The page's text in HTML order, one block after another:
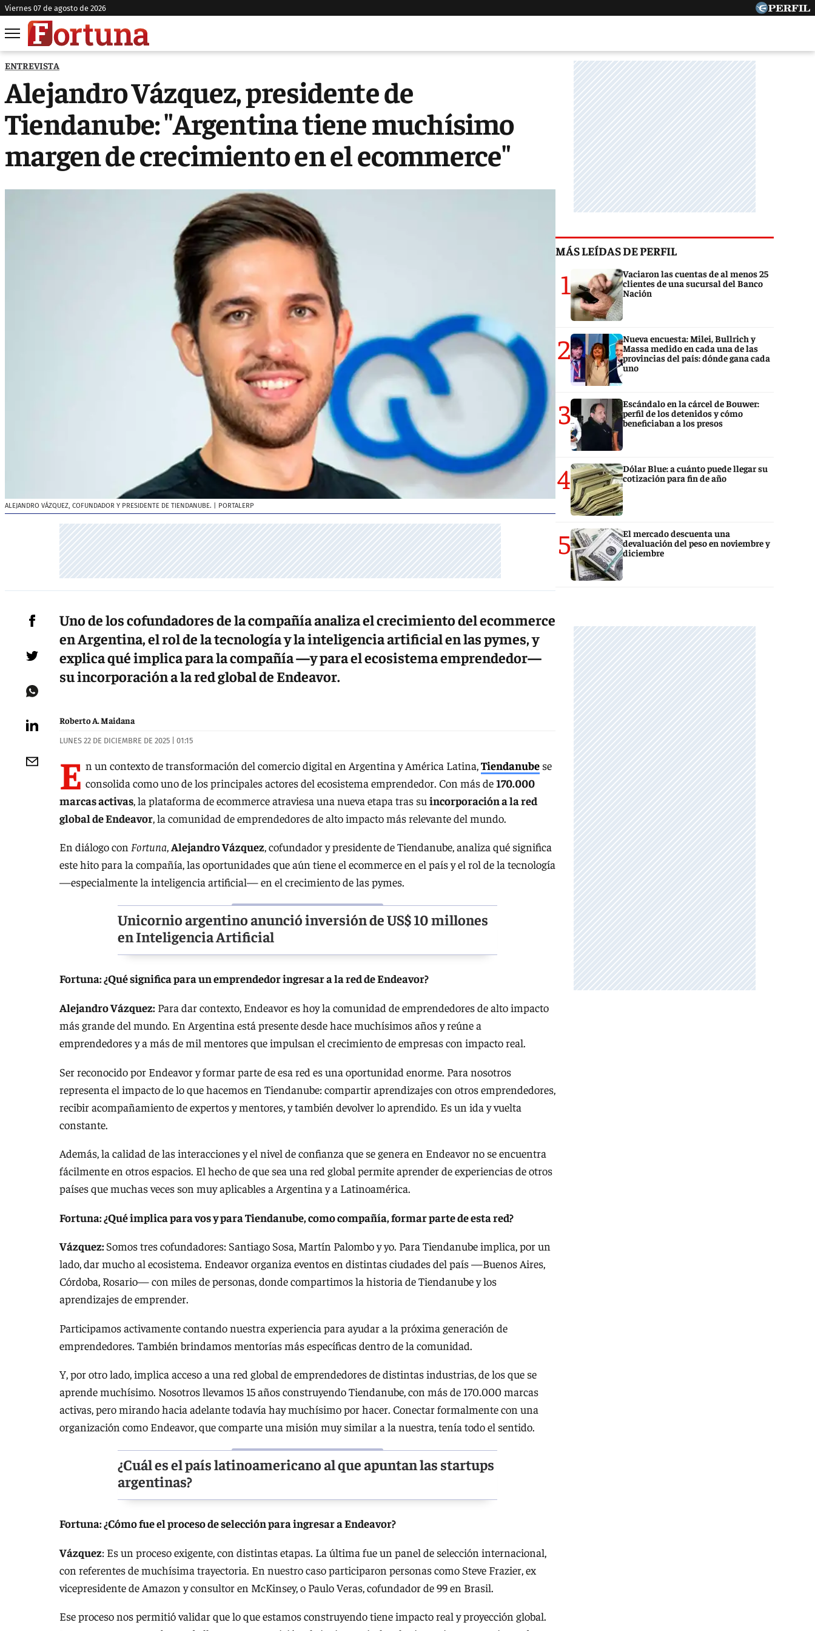
viernes 07 de agosto de 2026
ENTREVISTA
Alejandro Vázquez, presidente de
Tiendanube: "Argentina tiene muchísimo
margen de crecimiento en el ecommerce"
ALEJANDRO VÁZQUEZ, COFUNDADOR Y PRESIDENTE DE TIENDANUBE. | PORTALERP
Uno de los cofundadores de la compañía analiza el crecimiento del ecommerce
en Argentina, el rol de la tecnología y la inteligencia artificial en las pymes, y
explica qué implica para la compañía —y para el ecosistema emprendedor—
su incorporación a la red global de Endeavor.
Roberto A. Maidana
LUNES 22 DE DICIEMBRE DE 2025 | 01:15
E n un contexto de transformación del comercio digital en Argentina y América Latina,Tiendanube se
consolida como uno de los principales actores del ecosistema emprendedor. Con más de170.000
marcas activas, la plataforma de ecommerce atraviesa una nueva etapa tras su incorporación a la red
global de Endeavor, la comunidad de emprendedores de alto impacto más relevante del mundo.
En diálogo con Fortuna,Alejandro Vázquez, cofundador y presidente de Tiendanube, analiza qué significa
este hito para la compañía, las oportunidades que aún tiene el ecommerce en el país y el rol de la tecnología
—especialmente la inteligencia artificial— en el crecimiento de las pymes.
Unicornio argentino anunció inversión de US$ 10 millones
en Inteligencia Artificial
Fortuna: ¿Qué significa para un emprendedor ingresar a la red de Endeavor?
Alejandro Vázquez: Para dar contexto, Endeavor es hoy la comunidad de emprendedores de alto impacto
más grande del mundo. En Argentina está presente desde hace muchísimos años y reúne a
emprendedores y a más de mil mentores que impulsan el crecimiento de empresas con impacto real.
Ser reconocido por Endeavor y formar parte de esa red es una oportunidad enorme. Para nosotros
representa el impacto de lo que hacemos en Tiendanube: compartir aprendizajes con otros emprendedores,
recibir acompañamiento de expertos y mentores, y también devolver lo aprendido. Es un ida y vuelta
constante.
Además, la calidad de las interacciones y el nivel de confianza que se genera en Endeavor no se encuentra
fácilmente en otros espacios. El hecho de que sea una red global permite aprender de experiencias de otros
países que muchas veces son muy aplicables a Argentina y a Latinoamérica.
Fortuna: ¿Qué implica para vos y para Tiendanube, como compañía, formar parte de esta red?
Vázquez:Somos tres cofundadores: Santiago Sosa, Martín Palombo y yo. Para Tiendanube implica, por un
lado, dar mucho al ecosistema. Endeavor organiza eventos en distintas ciudades del país —Buenos Aires,
Córdoba, Rosario— con miles de personas, donde compartimos la historia de Tiendanube y los
aprendizajes de emprender.
Participamos activamente contando nuestra experiencia para ayudar a la próxima generación de
emprendedores. También brindamos mentorías más específicas dentro de la comunidad.
Y, por otro lado, implica acceso a una red global de emprendedores de distintas industrias, de los que se
aprende muchísimo. Nosotros llevamos 15 años construyendo Tiendanube, con más de 170.000 marcas
activas, pero mirando hacia adelante todavía hay muchísimo por hacer. Conectar formalmente con una
organización como Endeavor, que comparte una misión muy similar a la nuestra, tenía todo el sentido.
¿Cuál es el país latinoamericano al que apuntan las startups
argentinas?
Fortuna: ¿Cómo fue el proceso de selección para ingresar a Endeavor?
Vázquez: Es un proceso exigente, con distintas etapas. La última fue un panel de selección internacional,
con referentes de muchísima trayectoria. En nuestro caso participaron personas como Steve Frazier, ex
vicepresidente de Amazon y consultor en McKinsey, o Paulo Veras, cofundador de 99 en Brasil.
Ese proceso nos permitió validar que lo que estamos construyendo tiene impacto real y proyección global.
MÁS LEÍDAS DE PERFIL
1
Vaciaron las cuentas de al menos 25
clientes de una sucursal del Banco
Nación
2
Nueva encuesta: Milei, Bullrich y
Massa medido en cada una de las
provincias del país: dónde gana cada
uno
3
Escándalo en la cárcel de Bouwer:
perfil de los detenidos y cómo
beneficiaban a los presos
4
Dólar Blue: a cuánto puede llegar su
cotización para fin de año
5
El mercado descuenta una
devaluación del peso en noviembre y
diciembre